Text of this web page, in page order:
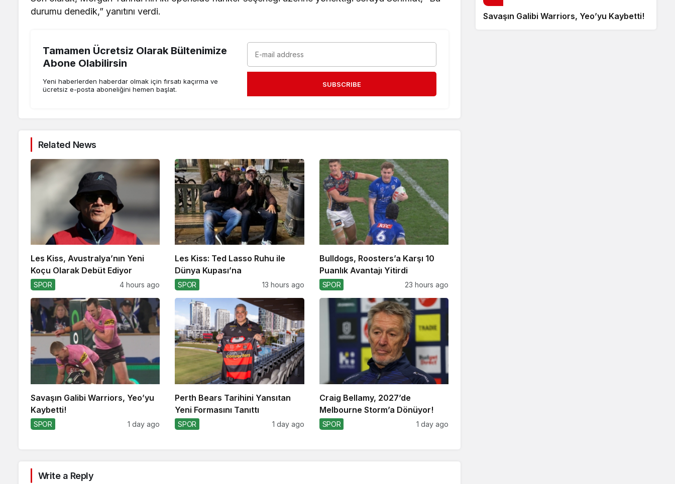
durumu denedik,” yanıtını verdi.
Tamamen Ücretsiz Olarak Bültenimize
Abone Olabilirsin
Yeni haberlerden haberdar olmak için fırsatı kaçırma ve
ücretsiz e-posta aboneliğini hemen başlat.
SUBSCRIBE
Related News
Les Kiss, Avustralya’nın Yeni
Koçu Olarak Debüt Ediyor
SPOR 4 hours ago
Les Kiss: Ted Lasso Ruhu ile
Dünya Kupası’na
SPOR 13 hours ago
Bulldogs, Roosters’a Karşı 10
Puanlık Avantajı Yitirdi
SPOR 23 hours ago
Savaşın Galibi Warriors, Yeo’yu
Kaybetti!
SPOR 1 day ago
Perth Bears Tarihini Yansıtan
Yeni Formasını Tanıttı
SPOR 1 day ago
Craig Bellamy, 2027’de
Melbourne Storm’a Dönüyor!
SPOR 1 day ago
Write a Reply
Savaşın Galibi Warriors, Yeo’yu Kaybetti!